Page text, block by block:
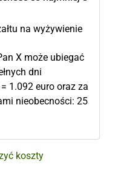
na wyżywienie
X może ubiegać
dni
1.092 euro oraz za
nieobecności: 25
koszty